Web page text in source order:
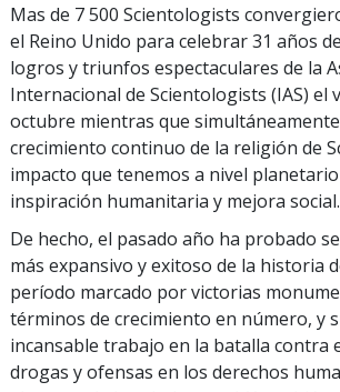
Mas de 7 500 Scientologists
el Reino Unido para celebrar 31 años
logros y triunfos espectaculares de la
Internacional de Scientologists (IAS) el
octubre mientras que
crecimiento continuo de la religión de
impacto que tenemos a nivel
inspiración humanitaria y mejora social.
De hecho, el pasado año ha probado
más expansivo y exitoso de la historia
período marcado por victorias
términos de crecimiento en número, y
incansable trabajo en la batalla contra
drogas y ofensas en los derechos